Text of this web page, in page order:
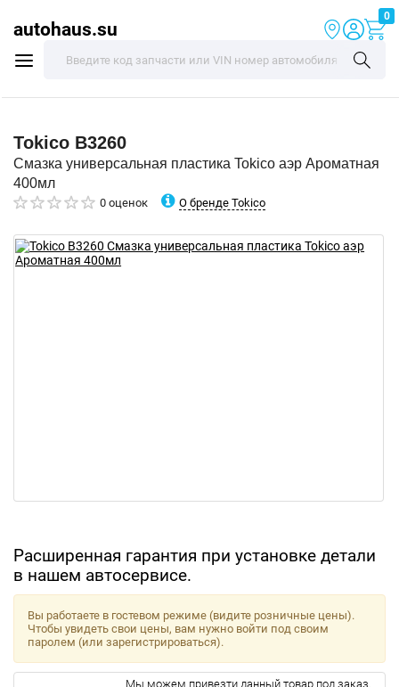
autohaus.su
0
Tokico B3260
Смазка универсальная пластика Tokico аэр Ароматная
400мл
0 оценок О бренде Tokico
Расширенная гарантия при установке детали
в нашем автосервисе.
Вы работаете в гостевом режиме (видите розничные цены).
Чтобы увидеть свои цены, вам нужно войти под своим
паролем (или зарегистрироваться).
Мы можем привезти данный товар под заказ.